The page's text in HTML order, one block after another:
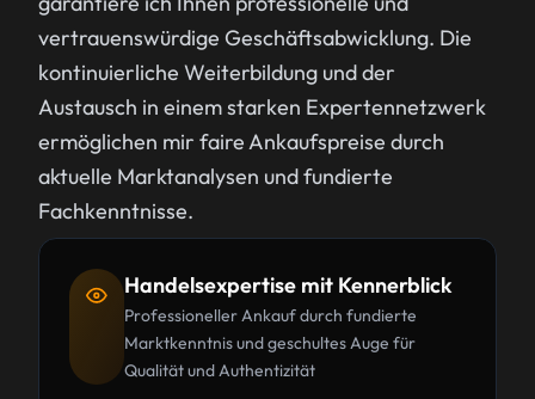
vertrauenswürdige Geschäftsabwicklung. Die
kontinuierliche Weiterbildung und der
Austausch in einem starken Expertennetzwerk
ermöglichen mir faire Ankaufspreise durch
aktuelle Marktanalysen und fundierte
Fachkenntnisse.
Handelsexpertise mit Kennerblick
Professioneller Ankauf durch fundierte
Marktkenntnis und geschultes Auge für
Qualität und Authentizität